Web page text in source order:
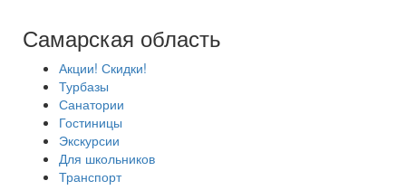
Самарская область
Акции! Скидки!
Турбазы
Санатории
Гостиницы
Экскурсии
Для школьников
Транспорт